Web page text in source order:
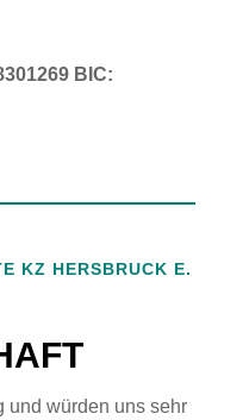
BIC:
KZ HERSBRUCK E.
und würden uns sehr